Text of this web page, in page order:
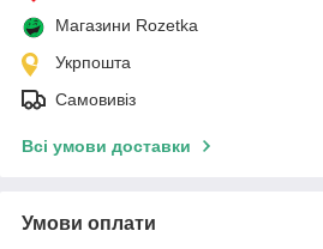
Магазини Rozetka
Укрпошта
Самовивіз
Всі умови доставки
Умови оплати